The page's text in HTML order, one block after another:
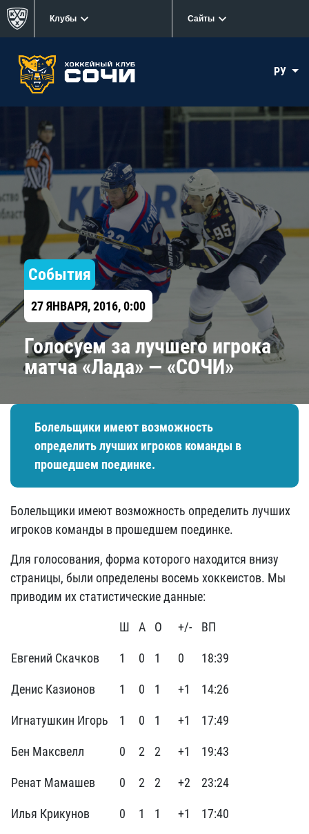
Клубы Сайты
РУ
События
27 ЯНВАРЯ, 2016, 0:00
Голосуем за лучшего игрока
матча «Лада» — «СОЧИ»
Болельщики имеют возможность
определить лучших игроков команды в
прошедшем поединке.
Болельщики имеют возможность определить лучших
игроков команды в прошедшем поединке.
Для голосования, форма которого находится внизу
страницы, были определены восемь хоккеистов. Мы
приводим их статистические данные:
Ш А О +/- ВП
Евгений Скачков 1 0 1 0 18:39
Денис Казионов 1 0 1 +1 14:26
Игнатушкин Игорь 1 0 1 +1 17:49
Бен Максвелл 0 2 2 +1 19:43
Ренат Мамашев 0 2 2 +2 23:24
Илья Крикунов 0 1 1 +1 17:40